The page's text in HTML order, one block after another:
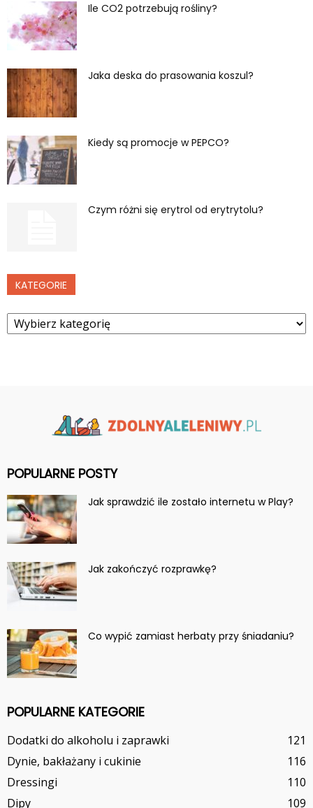
Ile CO2 potrzebują rośliny?
Jaka deska do prasowania koszul?
Kiedy są promocje w PEPCO?
Czym różni się erytrol od erytrytolu?
KATEGORIE
Kategorie
POPULARNE POSTY
Jak sprawdzić ile zostało internetu w Play?
Jak zakończyć rozprawkę?
Co wypić zamiast herbaty przy śniadaniu?
POPULARNE KATEGORIE
Dodatki do alkoholu i zaprawki
121
Dynie, bakłażany i cukinie
116
Dressingi
110
Dipy
109